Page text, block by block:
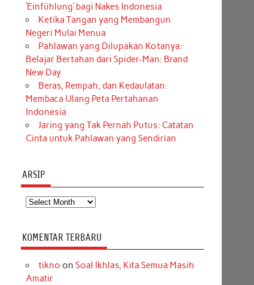
‘Einfühlung’ bagi Nakes Indonesia
Ketika Tangan yang Membangun
Negeri Mulai Menua
Pahlawan yang Dilupakan Kotanya:
Belajar Bertahan dari Spider-Man: Brand
New Day
Beras, Rempah, dan Kedaulatan:
Membaca Ulang Peta Pertahanan
Indonesia
Jaring yang Tak Pernah Putus: Catatan
Cinta untuk Pahlawan yang Sendirian
ARSIP
Arsip
KOMENTAR TERBARU
tikno on Soal Ikhlas, Kita Semua Masih
Amatir